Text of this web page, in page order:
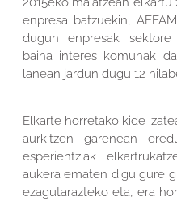
enpresa batzuekin,
dugun enpresak sektore
baina interes komunak
lanean jardun dugu 12
Elkarte horretako kide
aurkitzen garenean
esperientziak
aukera ematen digu gure
ezagutarazteko eta, era